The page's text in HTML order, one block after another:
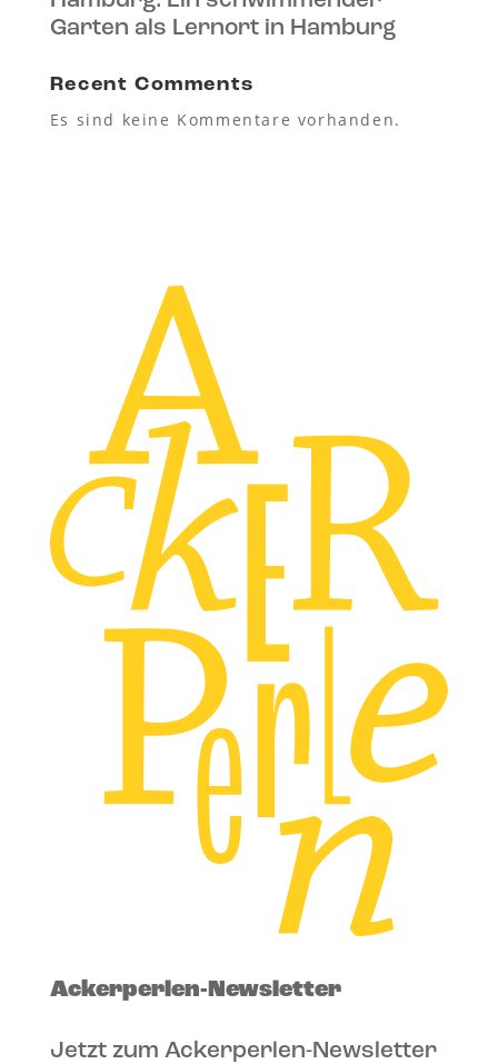
Garten als Lernort in Hamburg
Recent Comments
Es sind keine Kommentare vorhanden.
Ackerperlen-Newsletter
Jetzt zum Ackerperlen-Newsletter